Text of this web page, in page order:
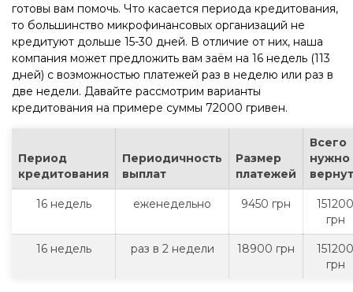
готовы вам помочь. Что касается периода кредитования,
то большинство микрофинансовых организаций не
кредитуют дольше 15-30 дней. В отличие от них, наша
компания может предложить вам заём на 16 недель (113
дней) с возможностью платежей раз в неделю или раз в
две недели. Давайте рассмотрим варианты
кредитования на примере суммы 72000 гривен.
Период
кредитования
Периодичность
выплат
Размер
платежей
Всего
нужно
16 недель еженедельно 9450 грн
151200
грн
16 недель раз в 2 недели 18900 грн
151200
грн